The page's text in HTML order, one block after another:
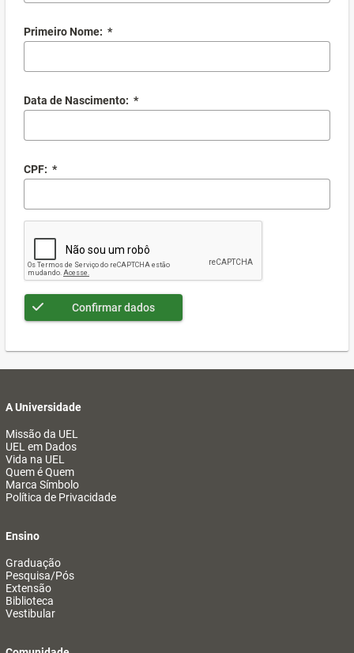
Primeiro Nome: *
Data de Nascimento: *
CPF: *
Confirmar dados
A Universidade
Missão da UEL
UEL em Dados
Vida na UEL
Quem é Quem
Marca Símbolo
Política de Privacidade
Ensino
Graduação
Pesquisa/Pós
Extensão
Biblioteca
Vestibular